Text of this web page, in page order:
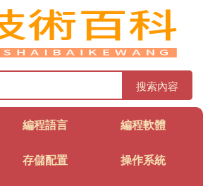
搜索內容
編程語言 編程軟體
存儲配置 操作系統